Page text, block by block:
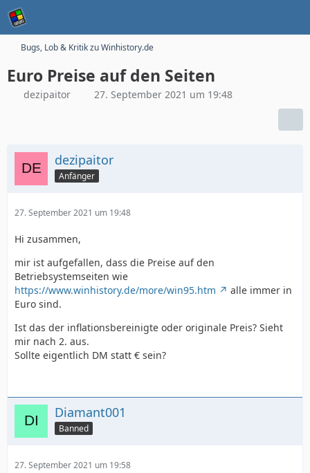
Bugs, Lob & Kritik zu Winhistory.de
Euro Preise auf den Seiten
dezipaitor 27. September 2021 um 19:48
dezipaitor
Anfänger
27. September 2021 um 19:48
Hi zusammen,
mir ist aufgefallen, dass die Preise auf den
Betriebsystemseiten wie
https://www.winhistory.de/more/win95.htm
alle immer in
Euro sind.
Ist das der inflationsbereinigte oder originale Preis? Sieht
mir nach 2. aus.
Sollte eigentlich DM statt € sein?
Diamant001
Banned
27. September 2021 um 19:58